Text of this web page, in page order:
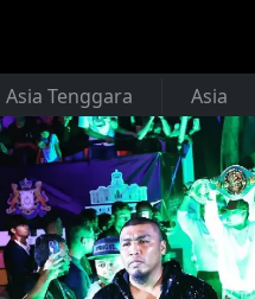
Asia Tenggara Asia